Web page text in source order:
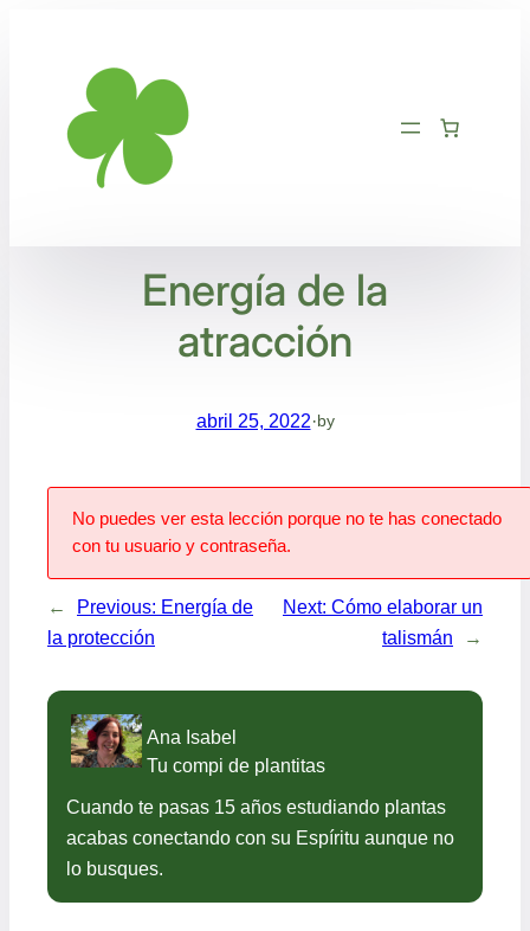
contenido
Energía de la
atracción
abril 25, 2022·by
No puedes ver esta lección porque no te has conectado
con tu usuario y contraseña.
← Previous: Energía de
la protección
Next: Cómo elaborar un
talismán
→
Ana Isabel
Tu compi de plantitas
Cuando te pasas 15 años estudiando plantas
acabas conectando con su Espíritu aunque no
lo busques.